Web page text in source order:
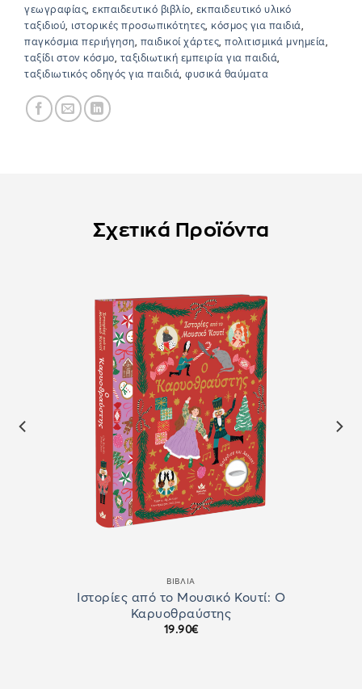
γεωγραφίας εκπαιδευτικό βιβλίο εκπαιδευτικό υλικό
ταξιδιού ιστορικές προσωπικότητες κόσμος για παιδιά
παγκόσμια περιήγηση παιδικοί χάρτες πολιτισμικά μνημεία
ταξίδι στον κόσμο ταξιδιωτική εμπειρία για παιδιά
ταξιδιωτικός οδηγός για παιδιά φυσικά θαύματα
Σχετικά Προϊόντα
ΒΙΒΛΙΑ
Ιστορίες από το Μουσικό Κουτί: Ο
Καρυοθραύστης
19.90€